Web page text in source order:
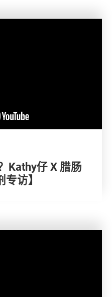
Kathy仔 X 腊肠
访】